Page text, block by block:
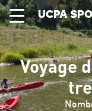
UCPA
Voyage